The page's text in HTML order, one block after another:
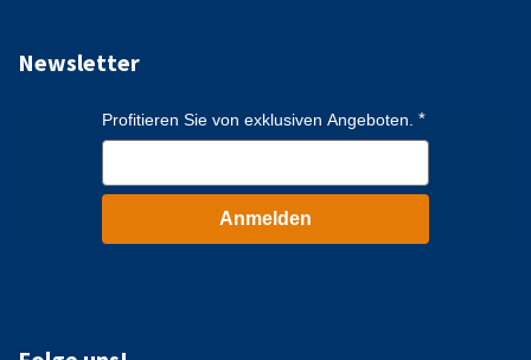
Newsletter
Profitieren Sie von exklusiven Angeboten.
Anmelden